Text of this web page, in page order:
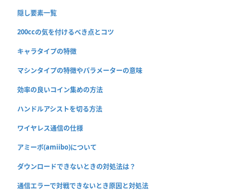
隠し要素一覧
200ccの気を付けるべき点とコツ
キャラタイプの特徴
マシンタイプの特徴やパラメーターの意味
効率の良いコイン集めの方法
ハンドルアシストを切る方法
ワイヤレス通信の仕様
アミーボ(amiibo)について
ダウンロードできないときの対処法は？
通信エラーで対戦できないとき原因と対処法